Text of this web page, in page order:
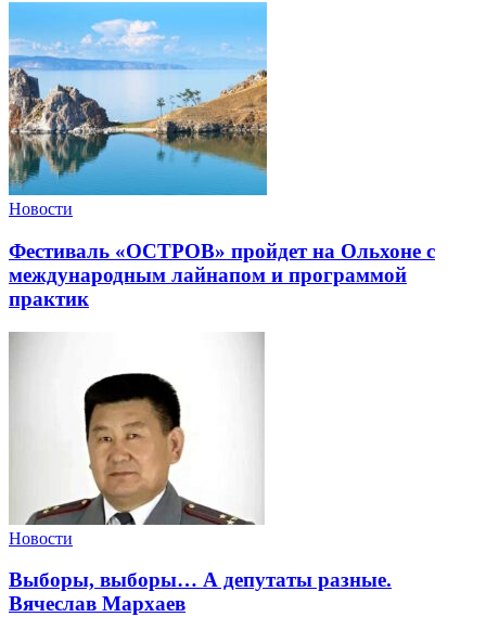
Новости
Фестиваль «ОСТРОВ» пройдет на Ольхоне с
международным лайнапом и программой
практик
Новости
Выборы, выборы… А депутаты разные.
Вячеслав Мархаев